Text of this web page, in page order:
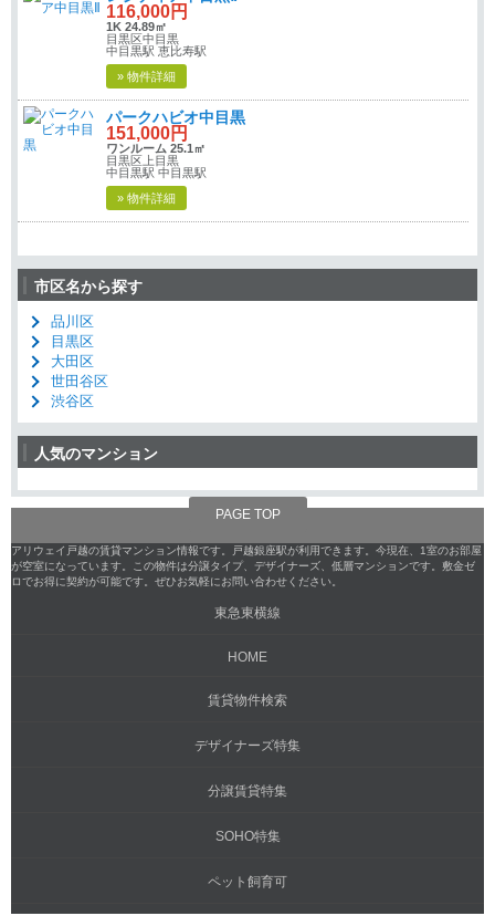
116,000円
1K 24.89㎡
目黒区中目黒
中目黒駅 恵比寿駅
» 物件詳細
パークハビオ中目黒
151,000円
ワンルーム 25.1㎡
目黒区上目黒
中目黒駅 中目黒駅
» 物件詳細
市区名から探す
品川区
目黒区
大田区
世田谷区
渋谷区
人気のマンション
PAGE TOP
アリウェイ戸越の賃貸マンション情報です。戸越銀座駅が利用できます。今現在、1室のお部屋
が空室になっています。この物件は分譲タイプ、デザイナーズ、低層マンションです。敷金ゼ
ロでお得に契約が可能です。ぜひお気軽にお問い合わせください。
東急東横線
HOME
賃貸物件検索
デザイナーズ特集
分譲賃貸特集
SOHO特集
ペット飼育可